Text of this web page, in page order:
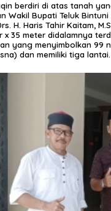
berdiri di atas tanah
Wakil Bupati Teluk Bintuni
H. Haris Tahir Kaitam,
x 35 meter didalamnya
yang menyimbolkan 99
dan memiliki tiga lantai.